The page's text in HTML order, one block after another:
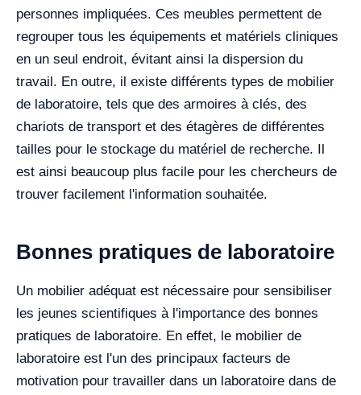
personnes impliquées. Ces meubles permettent de
regrouper tous les équipements et matériels cliniques
en un seul endroit, évitant ainsi la dispersion du
travail. En outre, il existe différents types de mobilier
de laboratoire, tels que des armoires à clés, des
chariots de transport et des étagères de différentes
tailles pour le stockage du matériel de recherche. Il
est ainsi beaucoup plus facile pour les chercheurs de
trouver facilement l'information souhaitée.
Bonnes pratiques de laboratoire
Un mobilier adéquat est nécessaire pour sensibiliser
les jeunes scientifiques à l'importance des bonnes
pratiques de laboratoire. En effet, le mobilier de
laboratoire est l'un des principaux facteurs de
motivation pour travailler dans un laboratoire dans de